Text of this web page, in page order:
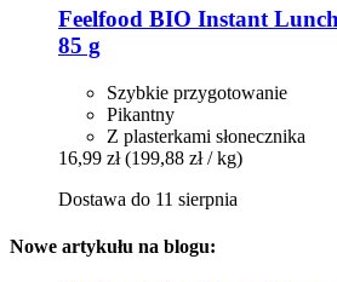
Feelfood BIO Instant
85 g
Szybkie przygotowanie
Pikantny
Z plasterkami słonecznika
16,99 zł (199,88 zł / kg)
Dostawa do 11 sierpnia
Nowe artykułu na blogu: